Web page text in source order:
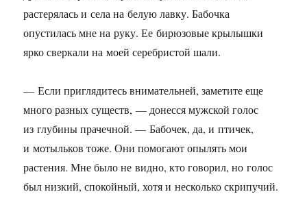
растерялась и села на белую лавку. Бабочка
опустилась мне на руку. Ее бирюзовые крылышки
ярко сверкали на моей серебристой шали.
— Если приглядитесь внимательней, заметите еще
много разных существ, — донесся мужской голос
из глубины прачечной. — Бабочек, да, и птичек,
и мотыльков тоже. Они помогают опылять мои
растения. Мне было не видно, кто говорил, но голос
был низкий, спокойный, хотя и несколько скрипучий.